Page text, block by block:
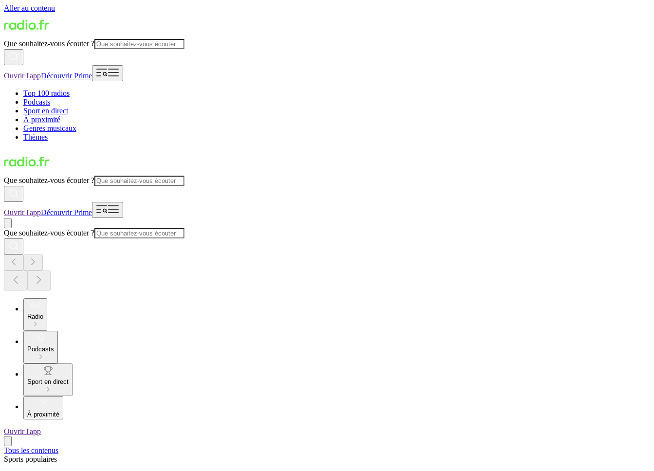
Aller au contenu
Que souhaitez-vous écouter ?
Ouvrir l'appDécouvrir Prime
Top 100 radios
Podcasts
Sport en direct
À proximité
Genres musicaux
Thèmes
Que souhaitez-vous écouter ?
Ouvrir l'appDécouvrir Prime
Que souhaitez-vous écouter ?
Radio
Podcasts
Sport en direct
À proximité
Ouvrir l'app
Tous les contenus
Sports populaires